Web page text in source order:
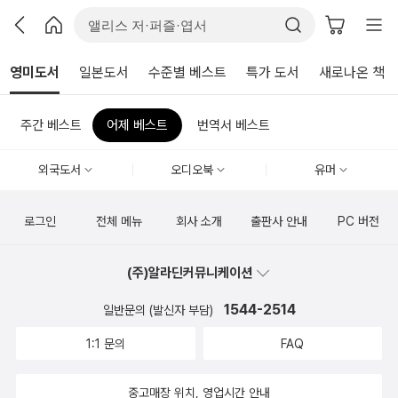
영미도서 일본도서 수준별 베스트 특가 도서 새로나온 책
주간 베스트 어제 베스트 번역서 베스트
외국도서 오디오북 유머
로그인 전체 메뉴 회사 소개 출판사 안내 PC 버전
(주)알라딘커뮤니케이션
일반문의 (발신자 부담) 1544-2514
1:1 문의 FAQ
중고매장 위치, 영업시간 안내